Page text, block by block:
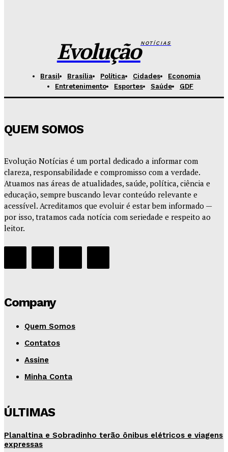
EvoluçãoNOTÍCIAS
Brasil Brasília Política Cidades
Economia
Entretenimento
Esportes Saúde GDF
QUEM SOMOS
Evolução Notícias é um portal dedicado a informar com
clareza, responsabilidade e compromisso com a verdade.
Atuamos nas áreas de atualidades, saúde, política, ciência e
educação, sempre buscando levar conteúdo relevante e
acessível. Acreditamos que evoluir é estar bem informado —
por isso, tratamos cada notícia com seriedade e respeito ao
leitor.
Company
Quem Somos
Contatos
Assine
Minha Conta
ÚLTIMAS
Planaltina e Sobradinho terão ônibus elétricos e viagens
expressas